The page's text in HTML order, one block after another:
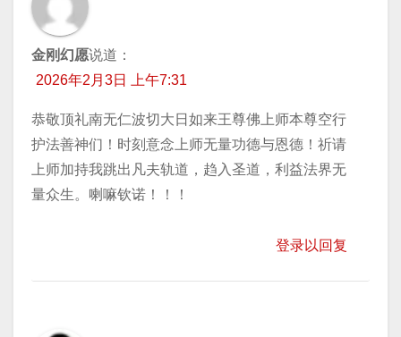
金刚幻愿说道：
2026年2月3日 上午7:31
恭敬顶礼南无仁波切大日如来王尊佛上师本尊空行
护法善神们！时刻意念上师无量功德与恩德！祈请
上师加持我跳出凡夫轨道，趋入圣道，利益法界无
量众生。喇嘛钦诺！！！
登录以回复